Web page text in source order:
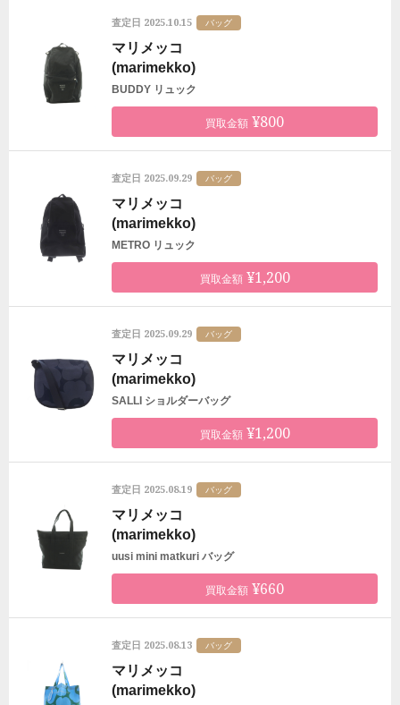
査定日 2025.10.15 バッグ
マリメッコ
(marimekko)
BUDDY リュック
買取金額 ¥800
査定日 2025.09.29 バッグ
マリメッコ
(marimekko)
METRO リュック
買取金額¥1,200
査定日 2025.09.29 バッグ
マリメッコ
(marimekko)
SALLI ショルダーバッグ
買取金額¥1,200
査定日 2025.08.19 バッグ
マリメッコ
(marimekko)
uusi mini matkuri バッグ
買取金額 ¥660
査定日 2025.08.13 バッグ
マリメッコ
(marimekko)